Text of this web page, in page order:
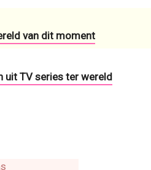
van dit moment
uit TV series ter wereld